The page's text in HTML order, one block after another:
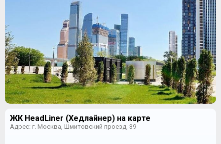
ЖК HeadLiner (Хедлайнер) на карте
Адрес: г. Москва, Шмитовский проезд, 39